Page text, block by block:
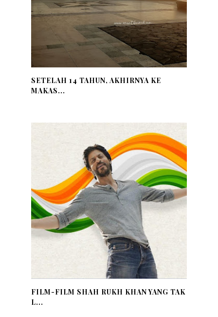
SETELAH 14 TAHUN, AKHIRNYA KE
MAKAS...
FILM-FILM SHAH RUKH KHAN YANG TAK
L...